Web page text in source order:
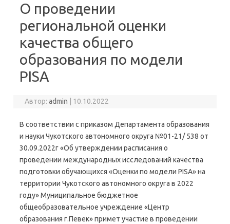
О проведении
региональной оценки
качества общего
образования по модели
PISA
Автор:admin 10.10.2022
В соответствии с приказом Департамента образования
и науки Чукотского автономного округа №01-21/ 538 от
30.09.2022г «Об утверждении расписания о
проведении международных исследований качества
подготовки обучающихся «Оценки по модели PISA» на
территории Чукотского автономного округа в 2022
году» Муниципальное бюджетное
общеобразовательное учреждение «Центр
образования г.Певек» примет участие в проведении